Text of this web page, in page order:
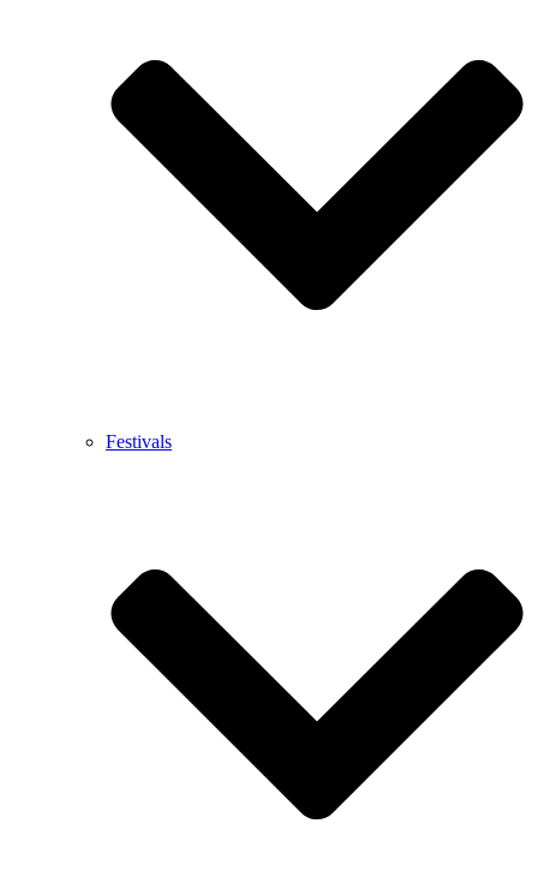
Festivals